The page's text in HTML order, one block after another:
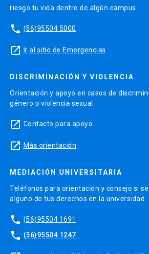
riesgo tu vida dentro de algún campus.
phone (56)95504 5000
launch Ir al sitio de Emergencias
DISCRIMINACIÓN Y VIOLENCIA
Orientación y apoyo en casos de
género o violencia sexual.
launch Contacto para apoyo
launch Más orientación
MEDIACIÓN UNIVERSITARIA
Teléfonos para orientación y consejo si
alguno de tus derechos en la universidad.
phone (56)95504 1691
phone (56)95504 1247